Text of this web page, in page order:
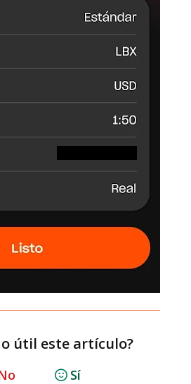
útil este artículo?
Sí